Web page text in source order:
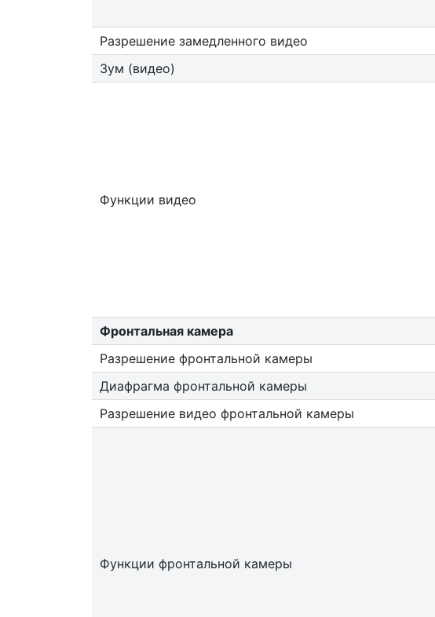
Разрешение замедленного видео
Зум (видео)
Функции видео
Фронтальная камера
Разрешение фронтальной камеры
Диафрагма фронтальной камеры
Разрешение видео фронтальной камеры
Функции фронтальной камеры